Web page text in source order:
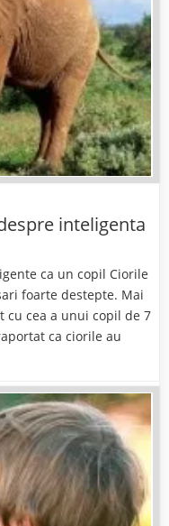
inteligenta
ca un copil Ciorile
foarte destepte. Mai
cu cea a unui copil de 7
ca ciorile au